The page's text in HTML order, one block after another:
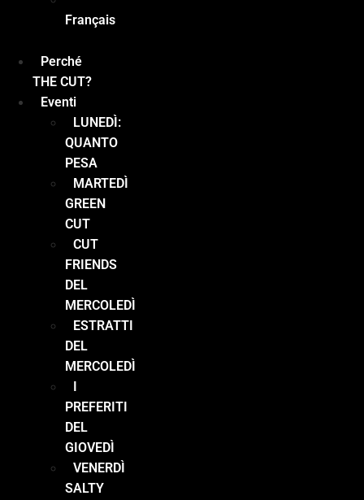
Français
Perché
THE CUT?
Eventi
LUNEDÌ:
QUANTO
PESA
MARTEDÌ
GREEN
CUT
CUT
FRIENDS
DEL
MERCOLEDÌ
ESTRATTI
DEL
MERCOLEDÌ
I
PREFERITI
DEL
GIOVEDÌ
VENERDÌ
SALTY